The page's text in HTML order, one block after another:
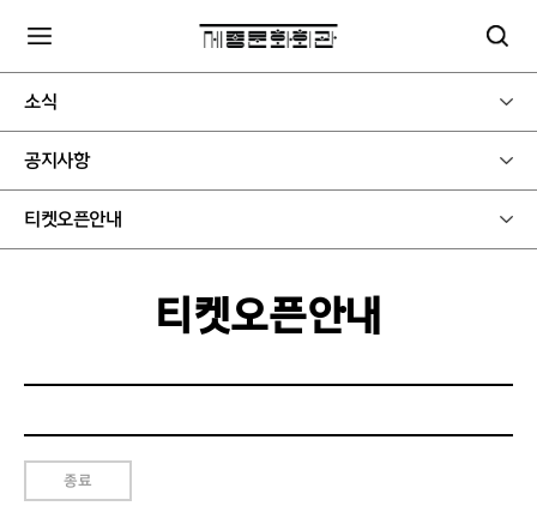
소식
공지사항
티켓오픈안내
티켓오픈안내
종료